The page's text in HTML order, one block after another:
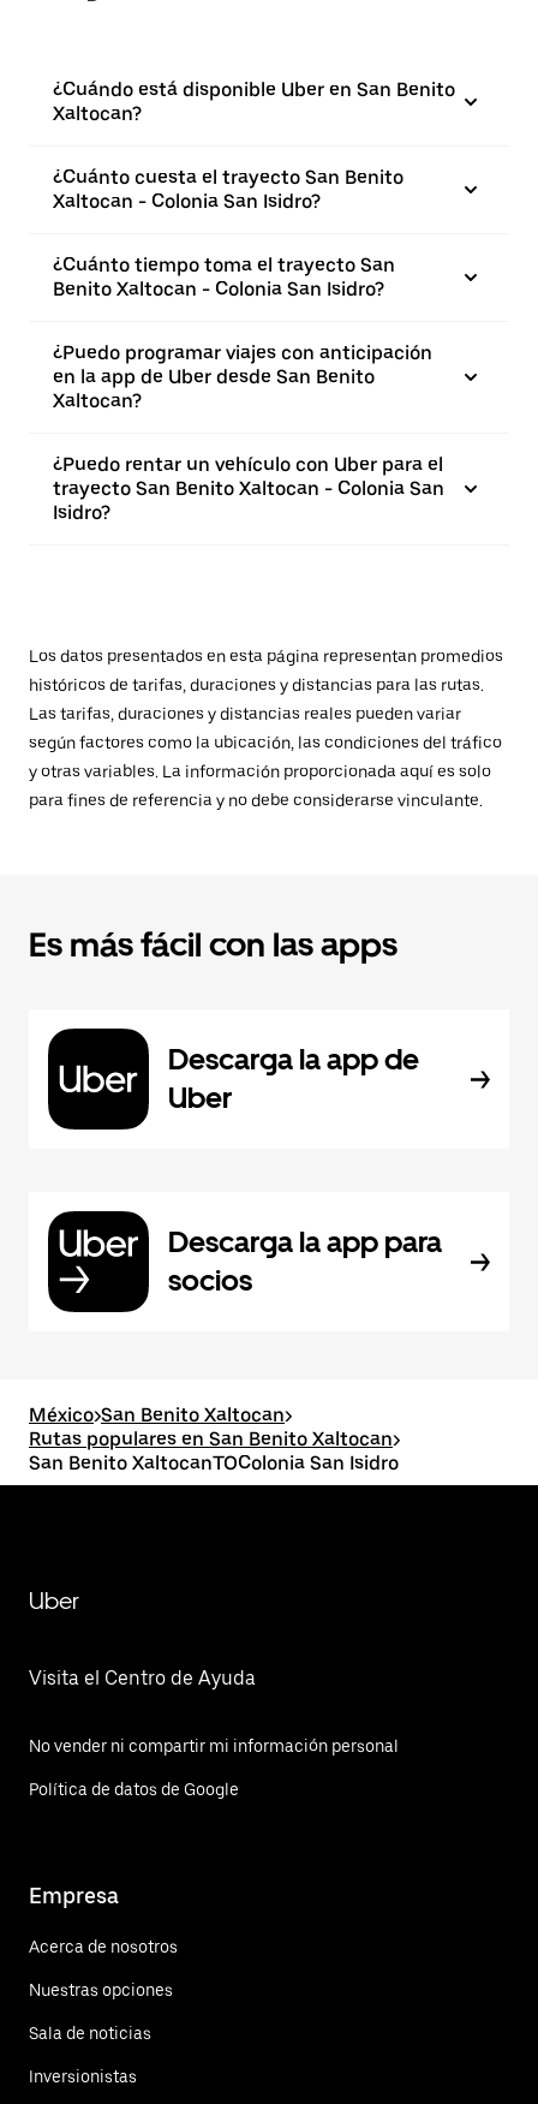
¿Cuándo está disponible Uber en San Benito
Xaltocan?
¿Cuánto cuesta el trayecto San Benito
Xaltocan - Colonia San Isidro?
¿Cuánto tiempo toma el trayecto San
Benito Xaltocan - Colonia San Isidro?
¿Puedo programar viajes con anticipación
en la app de Uber desde San Benito
Xaltocan?
¿Puedo rentar un vehículo con Uber para el
trayecto San Benito Xaltocan - Colonia San
Isidro?
Los datos presentados en esta página representan promedios
históricos de tarifas, duraciones y distancias para las rutas.
Las tarifas, duraciones y distancias reales pueden variar
según factores como la ubicación, las condiciones del tráfico
y otras variables. La información proporcionada aquí es solo
para fines de referencia y no debe considerarse vinculante.
Es más fácil con las apps
Descarga la app de
Uber
Descarga la app para
socios
México>San Benito Xaltocan>
Rutas populares en San Benito Xaltocan>
San Benito XaltocanTOColonia San Isidro
Uber
Visita el Centro de Ayuda
No vender ni compartir mi información personal
Política de datos de Google
Empresa
Acerca de nosotros
Nuestras opciones
Sala de noticias
Inversionistas